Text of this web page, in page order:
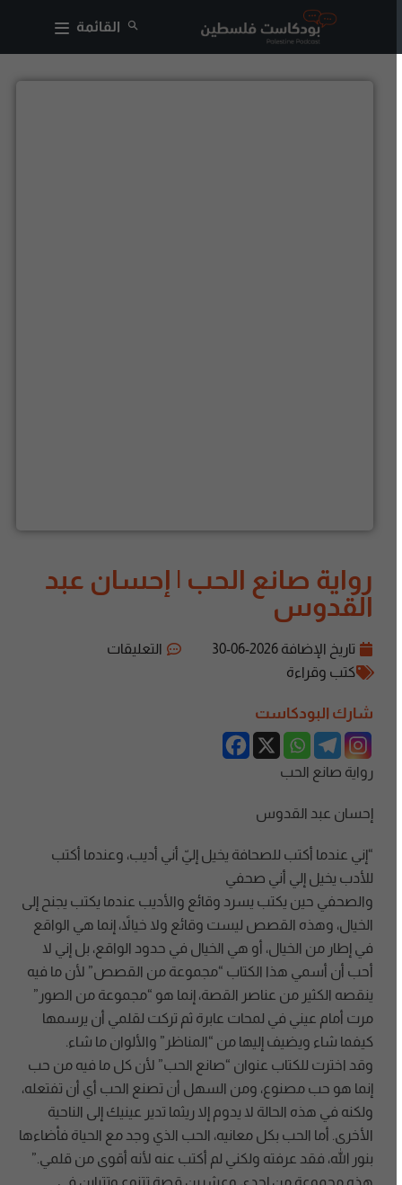
القائمة
رواية صانع الحب | إحسان عبد
القدوس
تاريخ الإضافة2026-06-30
التعليقات
كتب وقراءة
شارك البودكاست
رواية صانع الحب
إحسان عبد القدوس
“إني عندما أكتب للصحافة يخيل إليّ أني أديب، وعندما أكتب
للأدب يخيل إلي أني صحفي
والصحفي حين يكتب يسرد وقائع والأديب عندما يكتب يجنح إلى
الخيال، وهذه القصص ليست وقائع ولا خيالاً، إنما هي الواقع
في إطار من الخيال، أو هي الخيال في حدود الواقع، بل إني لا
أحب أن أسمي هذا الكتاب “مجموعة من القصص” لأن ما فيه
ينقصه الكثير من عناصر القصة، إنما هو “مجموعة من الصور”
مرت أمام عيني في لمحات عابرة ثم تركت لقلمي أن يرسمها
كيفما شاء ويضيف إليها من “المناظر” والألوان ما شاء.
وقد اخترت للكتاب عنوان “صانع الحب” لأن كل ما فيه من حب
إنما هو حب مصنوع، ومن السهل أن تصنع الحب أي أن تفتعله،
ولكنه في هذه الحالة لا يدوم إلا ريثما تدير عينيك إلى الناحية
الأخرى. أما الحب بكل معانيه، الحب الذي وجد مع الحياة فأضاءها
بنور الله، فقد عرفته ولكني لم أكتب عنه لأنه أقوى من قلمي.”
هذه مجموعة من إحدى وعشرين قصة تتنوع وتتباين في